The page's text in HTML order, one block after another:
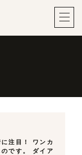
注目！ ワンカ
です。 ダイア